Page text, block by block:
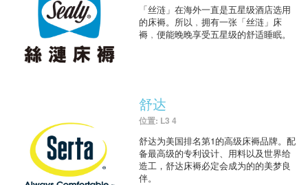
「丝涟」在海外一直是五星级酒店选用
的床褥。所以﹐拥有一张「丝涟」床
褥﹐便能晚晚享受五星级的舒适睡眠。
舒达
位置: L3 4
舒达为美国排名第1的高级床褥品牌。配
备最高级的专利设计、用料以及世界给
造工，舒达床褥必定会成为的的美梦良
伴。